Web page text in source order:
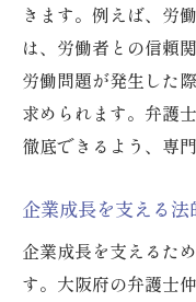
きます。例えば、労
は、労働者との信頼
労働問題が発生した
求められます。弁護
徹底できるよう、専
企業成長を支える法
企業成長を支えるた
す。大阪府の弁護士